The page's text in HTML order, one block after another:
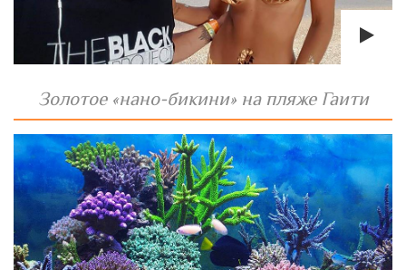
Золотое «нано-бикини» на пляже Гаити